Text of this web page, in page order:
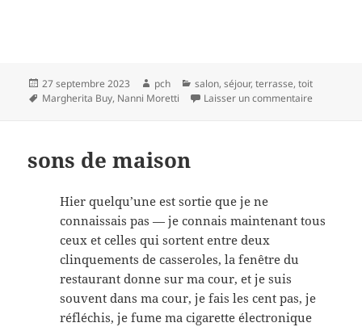
Publié
le
27 septembre 2023 Auteur
pch Catégories
salon,séjour,terrasse,toit
Mots-
Margherita Buy, Nanni Moretti Laisser un commentaire
sons de maison
Hier quelqu’une est sortie que je ne
connaissais pas — je connais maintenant tous
ceux et celles qui sortent entre deux
clinquements de casseroles, la fenêtre du
restaurant donne sur ma cour, et je suis
souvent dans ma cour, je fais les cent pas, je
réfléchis, je fume ma cigarette électronique